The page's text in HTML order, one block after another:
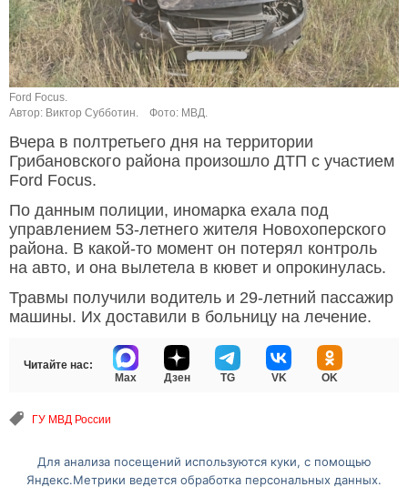
Ford Focus.
Автор: Виктор Субботин.
Фото: МВД.
Вчера в полтретьего дня на территории
Грибановского района произошло ДТП с участием
Ford Focus.
По данным полиции, иномарка ехала под
управлением 53-летнего жителя Новохоперского
района. В какой-то момент он потерял контроль
на авто, и она вылетела в кювет и опрокинулась.
Травмы получили водитель и 29-летний пассажир
машины. Их доставили в больницу на лечение.
Читайте нас:
Max
Дзен TG VK OK
ГУ МВД России
Перейти на полную версию сайта
Для анализа посещений используются куки, с помощью
Яндекс.Метрики ведется обработка персональных данных.